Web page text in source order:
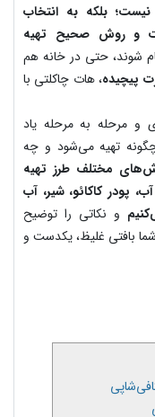
بلکه به انتخاب
و روش صحیح تهیه
شوند، حتی در خانه هم
پیچیده، هات چاکلتی با
و مرحله به مرحله یاد
تهیه می‌شود و چه
مختلف طرز تهیه
پودر کاکائو، شیر، آب
و نکاتی را توضیح
بافتی غلیظ، یکدست و